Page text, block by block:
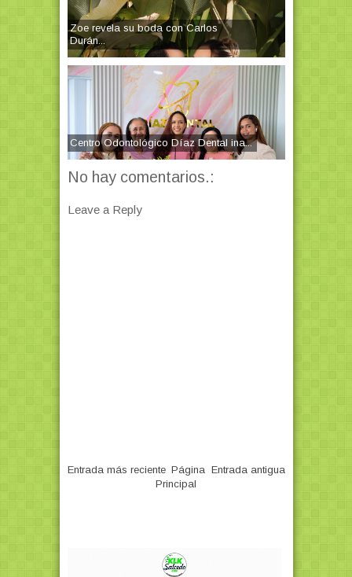
Zoe revela su boda con Carlos
Durán...
Centro Odontológico Díaz Dental ina...
No hay comentarios.:
Leave a Reply
Entrada más reciente Entrada antigua
Página
Principal